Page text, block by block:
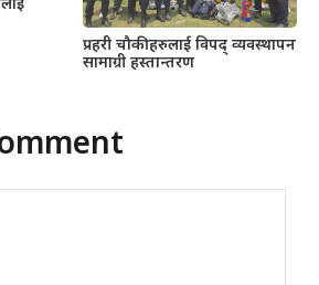
प्रहरी चौकीहरुलाई विपद् व्यवस्थापन
सामाग्री हस्तान्तरण